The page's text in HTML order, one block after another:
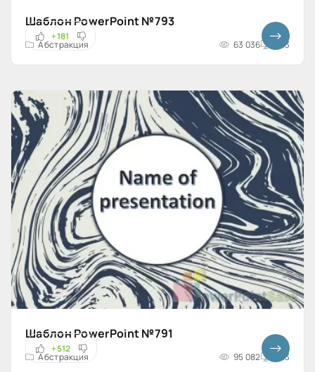
Шаблон PowerPoint №793
Абстракция 63 036 4x3
+181
Шаблон PowerPoint №791
Абстракция 95 082 4x3
+512